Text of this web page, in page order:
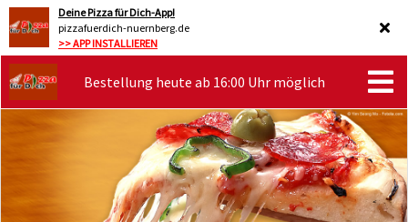
Deine Pizza für Dich-App!
pizzafuerdich-nuernberg.de
>> APP INSTALLIEREN
Bestellung heute ab 16:00 Uhr möglich